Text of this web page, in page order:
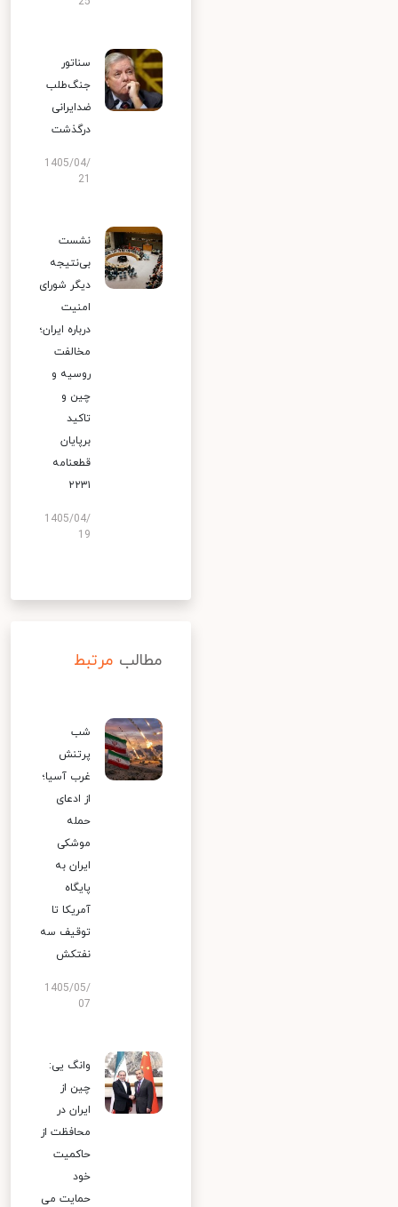
سناتور
جنگ‌طلب
ضدایرانی
درگذشت
1405/04/
نشست
بی‌نتیجه
دیگر شورای
امنیت
درباره ایران؛
مخالفت
روسیه و
چین و
تاکید
برپایان
قطعنامه
۲۲۳۱
1405/04/
19
مطالب مرتبط
شب
پرتنش
غرب آسیا؛
از ادعای
حمله
موشکی
ایران به
پایگاه
آمریکا تا
توقیف سه
نفتکش
1405/05/
07
وانگ یی:
چین از
ایران در
محافظت از
حاکمیت
خود
حمایت می